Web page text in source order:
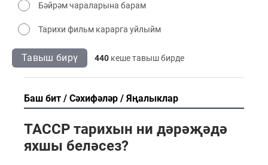
Бәйрәм чараларына барам
Тарихи фильм карарга уйлыйм
Тавыш бирү 440 кеше тавыш бирде
Баш бит Сәхифәләр Яңалыклар
ТАССР тарихын ни дәрәҗәдә
яхшы беләсез?